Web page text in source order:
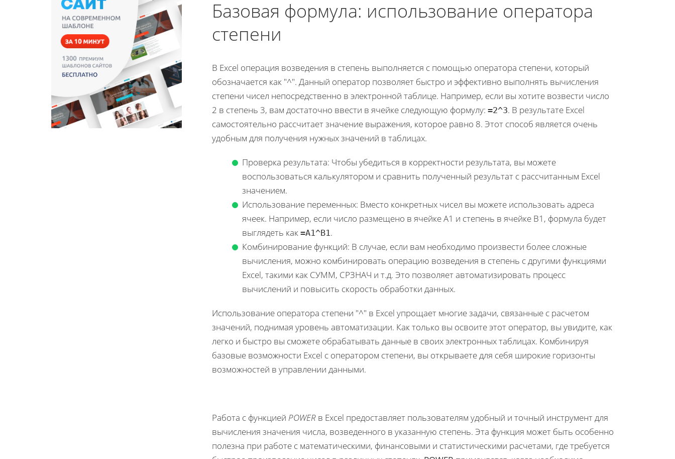
Базовая формула: использование оператора
степени
В Excel операция возведения в степень выполняется с помощью оператора степени, который
обозначается как "^". Данный оператор позволяет быстро и эффективно выполнять вычисления
степени чисел непосредственно в электронной таблице. Например, если вы хотите возвести число
2 в степень 3, вам достаточно ввести в ячейке следующую формулу: =2^3. В результате Excel
самостоятельно рассчитает значение выражения, которое равно 8. Этот способ является очень
удобным для получения нужных значений в таблицах.
Проверка результата: Чтобы убедиться в корректности результата, вы можете
воспользоваться калькулятором и сравнить полученный результат с рассчитанным Excel
значением.
Использование переменных: Вместо конкретных чисел вы можете использовать адреса
ячеек. Например, если число размещено в ячейке A1 и степень в ячейке B1, формула будет
выглядеть как =A1^B1 .
Комбинирование функций: В случае, если вам необходимо произвести более сложные
вычисления, можно комбинировать операцию возведения в степень с другими функциями
Excel, такими как СУММ, СРЗНАЧ и т.д. Это позволяет автоматизировать процесс
вычислений и повысить скорость обработки данных.
Использование оператора степени "^" в Excel упрощает многие задачи, связанные с расчетом
значений, поднимая уровень автоматизации. Как только вы освоите этот оператор, вы увидите, как
легко и быстро вы сможете обрабатывать данные в своих электронных таблицах. Комбинируя
базовые возможности Excel с оператором степени, вы открываете для себя широкие горизонты
возможностей в управлении данными.
Работа с функцией POWER в Excel предоставляет пользователям удобный и точный инструмент для
вычисления значения числа, возведенного в указанную степень. Эта функция может быть особенно
полезна при работе с математическими, финансовыми и статистическими расчетами, где требуется